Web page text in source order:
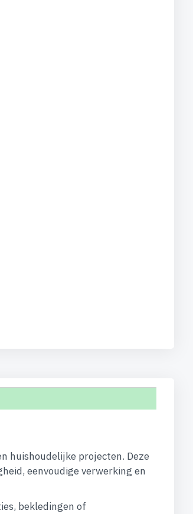
huishoudelijke projecten. Deze
eenvoudige verwerking en
bekledingen of